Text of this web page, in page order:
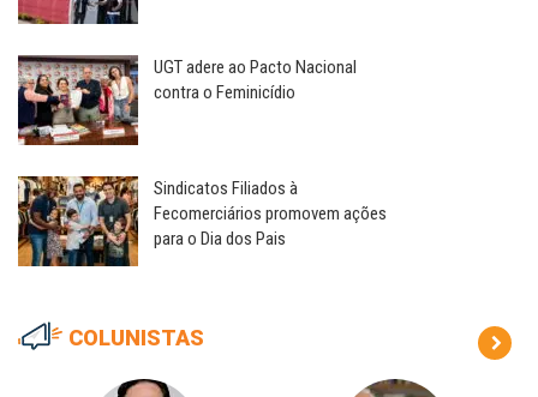
UGT adere ao Pacto Nacional
contra o Feminicídio
Sindicatos Filiados à
Fecomerciários promovem ações
para o Dia dos Pais
COLUNISTAS